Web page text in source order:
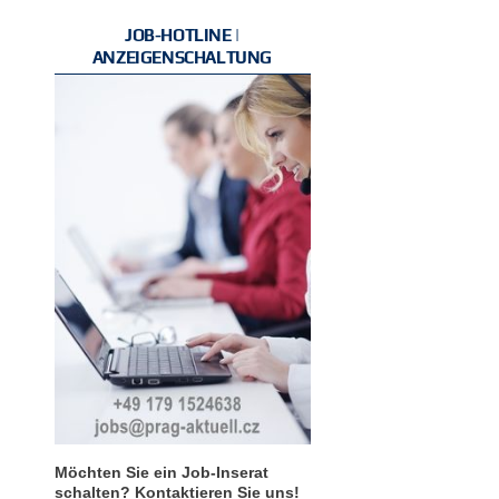
JOB-HOTLINE |
ANZEIGENSCHALTUNG
Möchten Sie ein Job-Inserat
schalten? Kontaktieren Sie uns!